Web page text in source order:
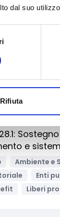
dal suo
Rifiuta
gli
digitale
Bandi
e
Ambiente e
Enti
Liberi